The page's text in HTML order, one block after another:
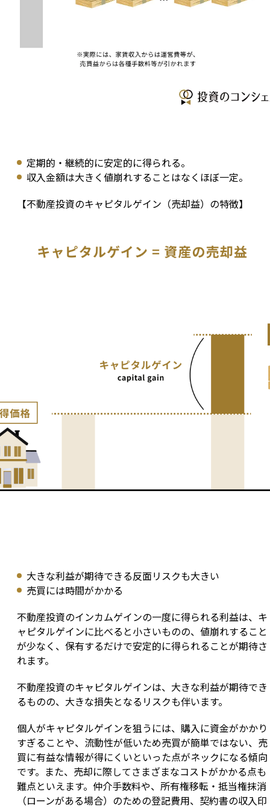
定期的・継続的に安定的に得られる。
収入金額は大きく値崩れすることはなくほぼ一定。
大きな利益が期待できる反面リスクも大きい
売買には時間がかかる
不動産投資のインカムゲインの一度に得られる利益は、キ
ャピタルゲインに比べると小さいものの、値崩れすること
が少なく、保有するだけで安定的に得られることが期待さ
れます。
不動産投資のキャピタルゲインは、大きな利益が期待でき
るものの、大きな損失となるリスクも伴います。
個人がキャピタルゲインを狙うには、購入に資金がかかり
すぎることや、流動性が低いため売買が簡単ではない、売
買に有益な情報が得にくいといった点がネックになる傾向
です。また、売却に際してさまざまなコストがかかる点も
難点といえます。仲介手数料や、所有権移転・抵当権抹消
（ローンがある場合）のための登記費用、契約書の収入印